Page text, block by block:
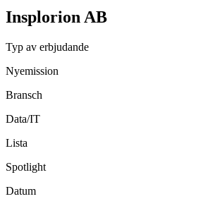
Insplorion AB
Typ av erbjudande
Nyemission
Bransch
Data/IT
Lista
Spotlight
Datum